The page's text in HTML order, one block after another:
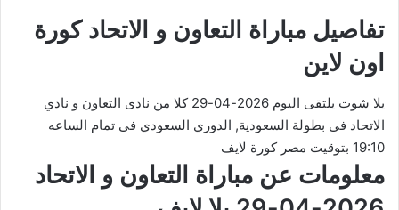
تفاصيل مباراة التعاون و الاتحاد كورة
اون لاين
يلا شوت يلتقى اليوم 2026-04-29 كلا من نادى التعاون و نادي
الاتحاد فى بطولة السعودية, الدوري السعودي فى تمام الساعه
19:10 بتوقيت مصر كورة لايف
معلومات عن مباراة التعاون و الاتحاد